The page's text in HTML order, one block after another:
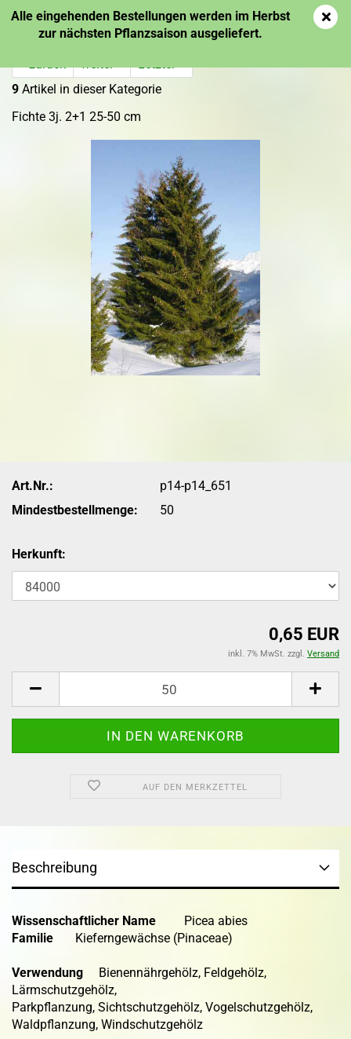
Alle eingehenden Bestellungen werden im Herbst
zur nächsten Pflanzsaison ausgeliefert.
« zurück weiter »
Letzter »
9 Artikel in dieser Kategorie
Fichte 3j. 2+1 25-50 cm
Art.Nr.:
p14-p14_651
Mindestbestellmenge:
50
Herkunft:
0,65 EUR
inkl. 7% MwSt. zzgl. Versand
AUF DEN MERKZETTEL
Beschreibung
Wissenschaftlicher Name Picea abies
Familie Kieferngewächse (Pinaceae)
Verwendung Bienennährgehölz, Feldgehölz,
Lärmschutzgehölz,
Parkpflanzung, Sichtschutzgehölz, Vogelschutzgehölz,
Waldpflanzung, Windschutzgehölz